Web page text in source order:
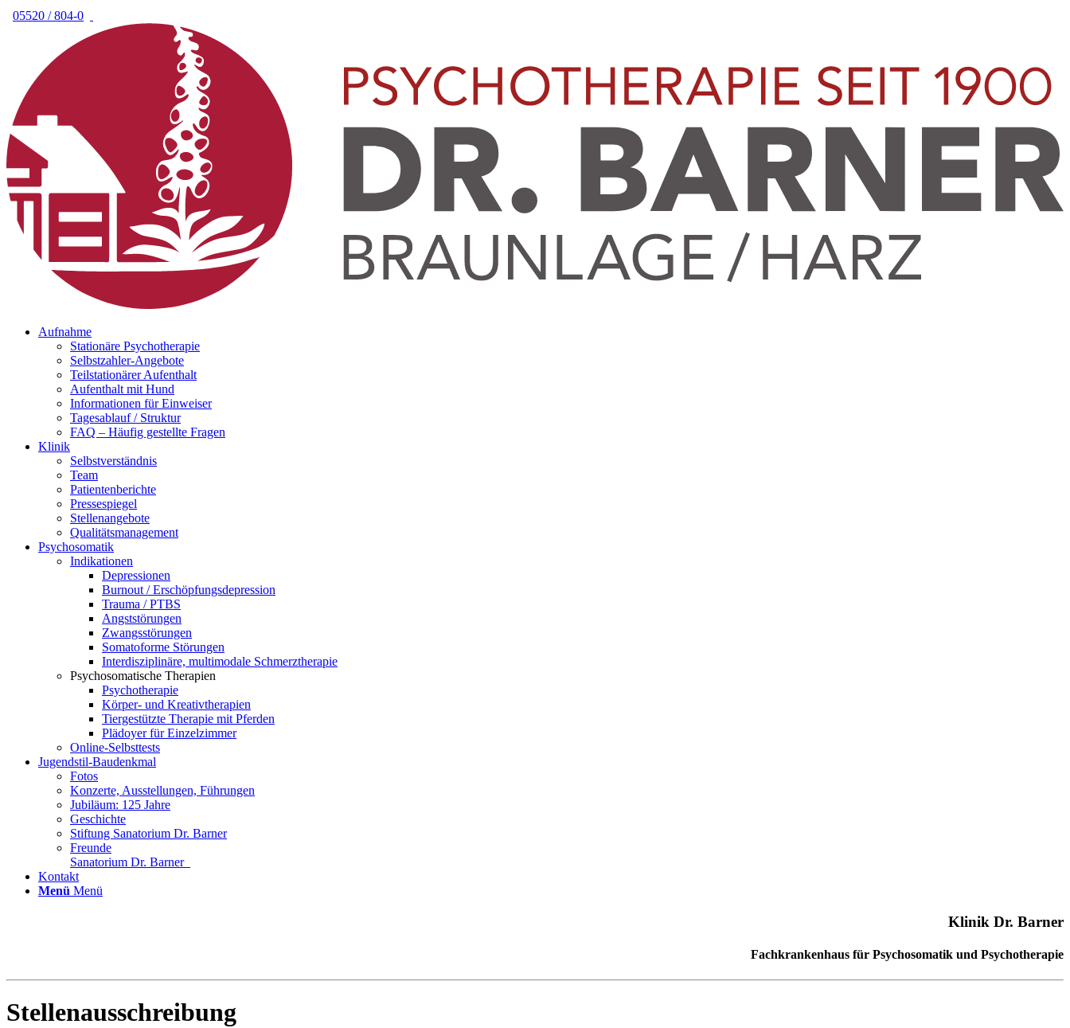
05520 / 804-0
Aufnahme
Stationäre Psychotherapie
Selbstzahler-Angebote
Teilstationärer Aufenthalt
Aufenthalt mit Hund
Informationen für Einweiser
Tagesablauf / Struktur
FAQ – Häufig gestellte Fragen
Klinik
Selbstverständnis
Team
Patientenberichte
Pressespiegel
Stellenangebote
Qualitätsmanagement
Psychosomatik
Indikationen
Depressionen
Burnout / Erschöpfungsdepression
Trauma / PTBS
Angststörungen
Zwangsstörungen
Somatoforme Störungen
Interdisziplinäre, multimodale Schmerztherapie
Psychosomatische Therapien
Psychotherapie
Körper- und Kreativtherapien
Tiergestützte Therapie mit Pferden
Plädoyer für Einzelzimmer
Online-Selbsttests
Jugendstil-Baudenkmal
Fotos
Konzerte, Ausstellungen, Führungen
Jubiläum: 125 Jahre
Geschichte
Stiftung Sanatorium Dr. Barner
Freunde
Sanatorium Dr. Barner
Kontakt
Menü Menü
Klinik Dr. Barner
Fachkrankenhaus für Psychosomatik und Psychotherapie
Stellenausschreibung